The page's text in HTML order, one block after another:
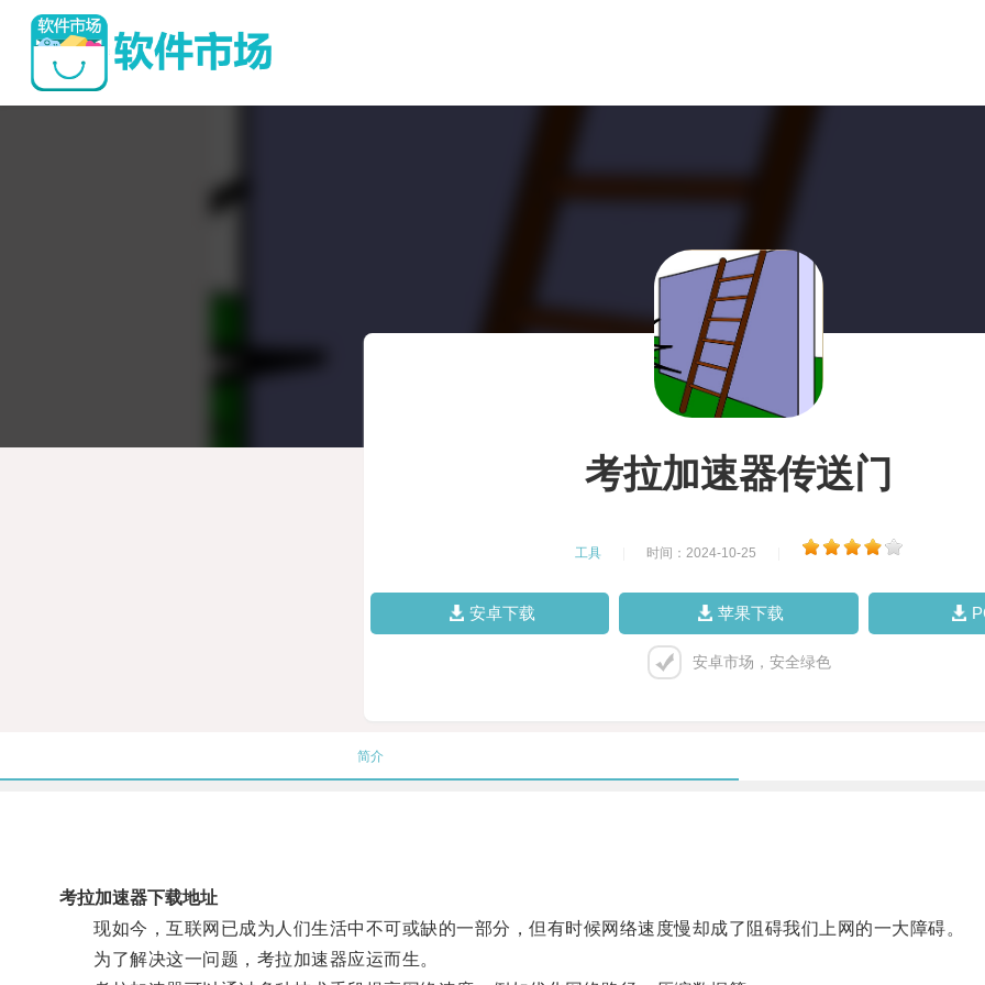
考拉加速器传送门
工具 时间：2024-10-25
安卓下载 苹果下载
安卓市场，安全绿色
简介
考拉加速器下载地址
现如今，互联网已成为人们生活中不可或缺的一部分，但有时候网络速度慢却成了阻碍我们上网的一大障碍。
为了解决这一问题，考拉加速器应运而生。